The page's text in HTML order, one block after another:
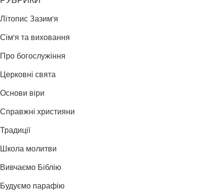
Літопис Зазим'я
Сім'я та виховання
Про богослужіння
Церковні свята
Основи віри
Справжні християни
Традиції
Школа молитви
Вивчаємо Біблію
Будуємо парафію